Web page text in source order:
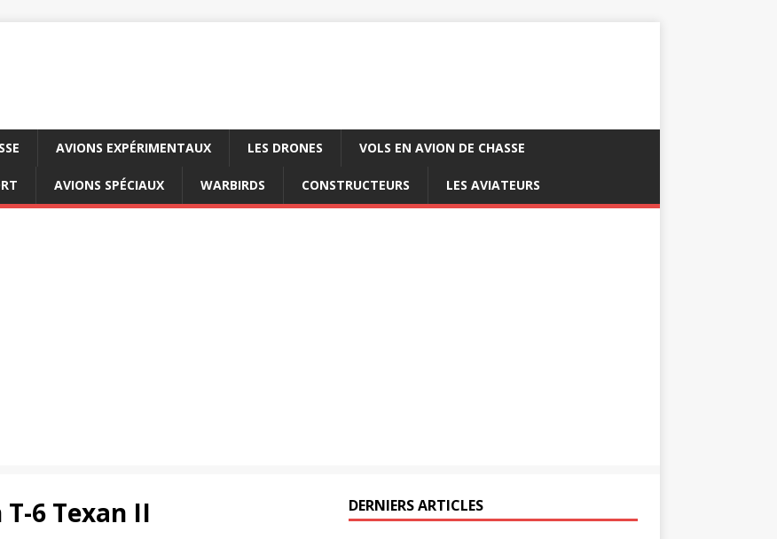
AVIONS EXPÉRIMENTAUX LES DRONES VOLS EN AVION DE CHASSE
AVIONS SPÉCIAUX WARBIRDS CONSTRUCTEURS LES AVIATEURS
6 Texan II DERNIERS ARTICLES